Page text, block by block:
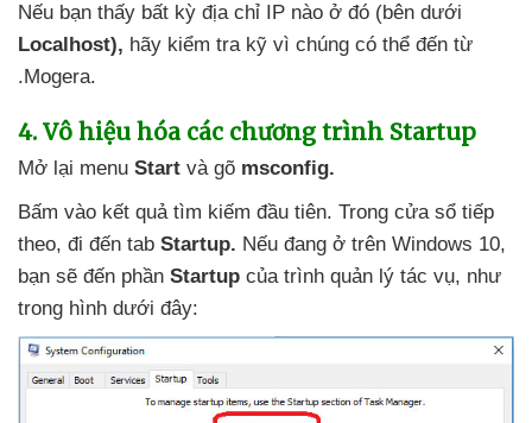
Nếu bạn thấy bất kỳ địa chỉ IP nào ở đó (bên dưới
Localhost), hãy kiểm tra kỹ vì chúng có thể đến từ
.Mogera.
4. Vô hiệu hóa các chương trình Startup
Mở lại menu Start và gõ msconfig.
Bấm vào kết quả tìm kiếm đầu tiên. Trong cửa sổ tiếp
theo, đi đến tab Startup. Nếu đang ở trên Windows 10,
bạn sẽ đến phần Startup của trình quản lý tác vụ, như
trong hình dưới đây: